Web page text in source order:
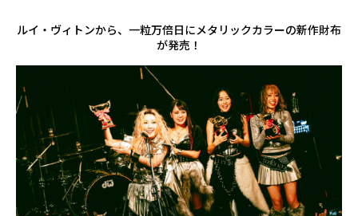
ルイ・ヴィトンから、一粒万倍日にメタリックカラーの新作財布
が発売！